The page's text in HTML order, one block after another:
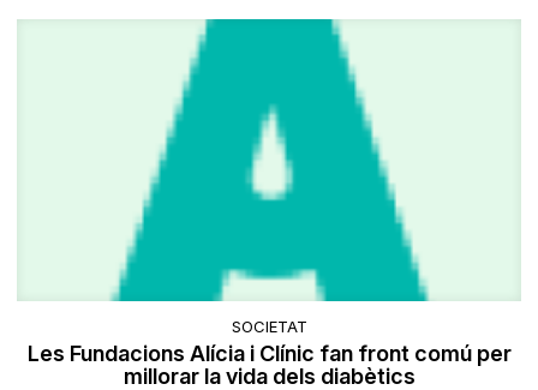
SOCIETAT
Les Fundacions Alícia i Clínic fan front comú per
millorar la vida dels diabètics